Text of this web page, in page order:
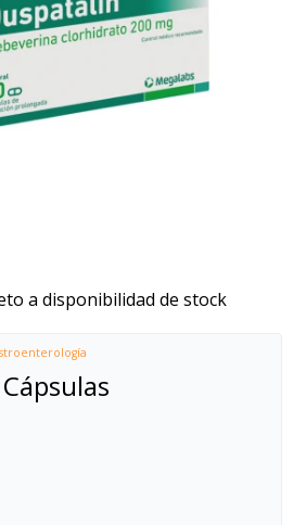
a disponibilidad de stock